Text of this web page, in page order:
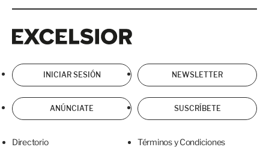
INICIAR SESIÓN NEWSLETTER
ANÚNCIATE SUSCRÍBETE
Directorio Términos y Condiciones